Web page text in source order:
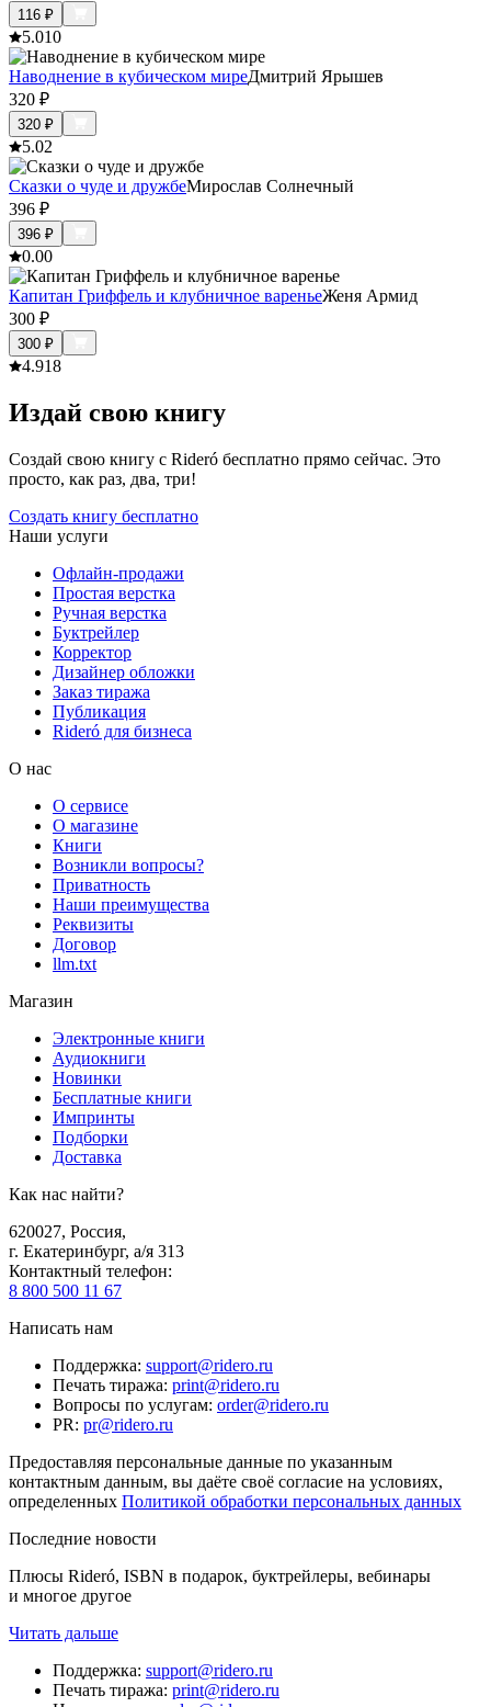
116 ₽
5.010
Наводнение в кубическом миреДмитрий Ярышев
320 ₽
320 ₽
5.02
Сказки о чуде и дружбеМирослав Солнечный
396 ₽
396 ₽
0.00
Капитан Гриффель и клубничное вареньеЖеня Армид
300 ₽
300 ₽
4.918
Издай свою книгу
Создай свою книгу с Rideró бесплатно прямо сейчас. Это
просто, как раз, два, три!
Создать книгу бесплатно
Наши услуги
Офлайн-продажи
Простая верстка
Ручная верстка
Буктрейлер
Корректор
Дизайнер обложки
Заказ тиража
Публикация
Rideró для бизнеса
О нас
О сервисе
О магазине
Книги
Возникли вопросы?
Приватность
Наши преимущества
Реквизиты
Договор
llm.txt
Магазин
Электронные книги
Аудиокниги
Новинки
Бесплатные книги
Импринты
Подборки
Доставка
Как нас найти?
620027, Россия,
г. Екатеринбург, а/я 313
Контактный телефон:
8 800 500 11 67
Написать нам
Поддержка: support@ridero.ru
Печать тиража: print@ridero.ru
Вопросы по услугам: order@ridero.ru
PR: pr@ridero.ru
Предоставляя персональные данные по указанным
контактным данным, вы даёте своё согласие на условиях,
определенных Политикой обработки персональных данных
Последние новости
Плюсы Rideró, ISBN в подарок, буктрейлеры, вебинары
и многое другое
Читать дальше
Поддержка: support@ridero.ru
Печать тиража: print@ridero.ru